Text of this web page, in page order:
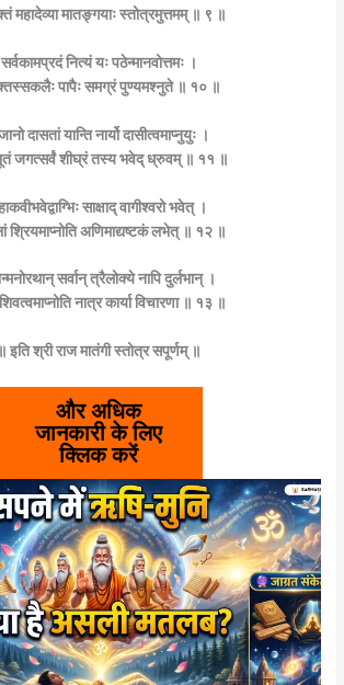
महादेव्या मातङ्गयाः स्तोत्रमुत्तमम् ॥ ९ ॥
सर्वकामप्रदं नित्यं यः पठेन्मानवोत्तमः ।
पापैः समग्रं पुण्यमश्नुते ॥ १० ॥
दासतां यान्ति नार्यो दासीत्वमाप्नुयुः ।
जगत्सर्वं शीघ्रं तस्य भवेद् ध्रुवम् ॥ ११ ॥
साक्षाद् वागीश्वरो भवेत् ।
श्रियमाप्नोति अणिमाद्यष्टकं लभेत् ॥ १२ ॥
सर्वान् त्रैलोक्ये नापि दुर्लभान् ।
नात्र कार्या विचारणा ॥ १३ ॥
॥ इति श्री राज मातंगी स्तोत्र सपूर्णम् ॥
और अधिक
जानकारी के लिए
क्लिक करें